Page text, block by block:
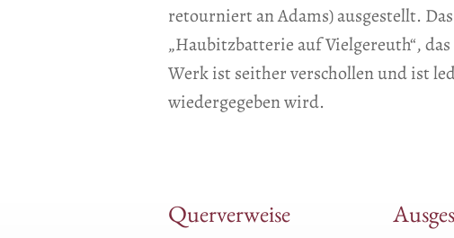
retourniert an Adams) ausgestellt.
„Haubitzbatterie auf Vielgereuth“, das
Werk ist seither verschollen und ist
wiedergegeben wird.
Querverweise